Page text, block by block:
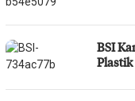
BSI
Plastik